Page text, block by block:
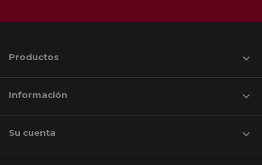
Productos 
Información 
Su cuenta 